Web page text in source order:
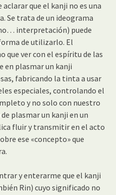
aclarar que el kanji no es una
Se trata de un ideograma
interpretación) puede
de utilizarlo. El
que ver con el espíritu de las
en plasmar un kanji
fabricando la tinta a usar
especiales, controlando el
y no solo con nuestro
plasmar un kanji en un
fluir y transmitir en el acto
ese «concepto» que
y enterarme que el kanji
Rin) cuyo significado no